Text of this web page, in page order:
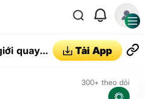
quay
Tải App
300+ theo dõi